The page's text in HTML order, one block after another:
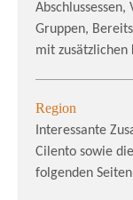
Gruppen,
mit zusätzlichen
Region
Interessante
Cilento sowie
folgenden